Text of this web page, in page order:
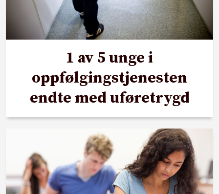
1 av 5 unge i
oppfølgingstjenesten
endte med uføretrygd